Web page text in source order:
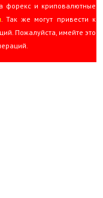
форекс и криповалютные
. Так же могут привести к
Пожалуйста, имейте это